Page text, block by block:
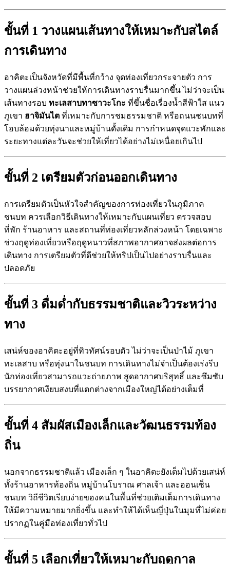
ขั้นที่ 1 วางแผนเส้นทางให้เหมาะกับสไตล์
การเดินทาง
อาคิตะเป็นจังหวัดที่มีพื้นที่กว้าง จุดท่องเที่ยวกระจายตัว การ
วางแผนล่วงหน้าช่วยให้การเดินทางราบรื่นมากขึ้น ไม่ว่าจะเป็น
เส้นทางรอบ ทะเลสาบทาซาวะโกะ ที่ขึ้นชื่อเรื่องน้ำสีฟ้าใส แนว
ภูเขา ฮาจิมันไต ที่เหมาะกับการชมธรรมชาติ หรือถนนชนบทที่
โอบล้อมด้วยทุ่งนาและหมู่บ้านดั้งเดิม การกำหนดจุดแวะพักและ
ระยะทางแต่ละวันจะช่วยให้เที่ยวได้อย่างไม่เหนื่อยเกินไป
ขั้นที่ 2 เตรียมตัวก่อนออกเดินทาง
การเตรียมตัวเป็นหัวใจสำคัญของการท่องเที่ยวในภูมิภาค
ชนบท ควรเลือกวิธีเดินทางให้เหมาะกับแผนเที่ยว ตรวจสอบ
ที่พัก ร้านอาหาร และสถานที่ท่องเที่ยวหลักล่วงหน้า โดยเฉพาะ
ช่วงฤดูท่องเที่ยวหรือฤดูหนาวที่สภาพอากาศอาจส่งผลต่อการ
เดินทาง การเตรียมตัวที่ดีช่วยให้ทริปเป็นไปอย่างราบรื่นและ
ปลอดภัย
ขั้นที่ 3 ดื่มด่ำกับธรรมชาติและวิวระหว่าง
ทาง
เสน่ห์ของอาคิตะอยู่ที่ทิวทัศน์รอบตัว ไม่ว่าจะเป็นป่าไม้ ภูเขา
ทะเลสาบ หรือทุ่งนาในชนบท การเดินทางไม่จำเป็นต้องเร่งรีบ
นักท่องเที่ยวสามารถแวะถ่ายภาพ สูดอากาศบริสุทธิ์ และซึมซับ
บรรยากาศเงียบสงบที่แตกต่างจากเมืองใหญ่ได้อย่างเต็มที่
ขั้นที่ 4 สัมผัสเมืองเล็กและวัฒนธรรมท้อง
ถิ่น
นอกจากธรรมชาติแล้ว เมืองเล็ก ๆ ในอาคิตะยังเต็มไปด้วยเสน่ห์
ทั้งร้านอาหารท้องถิ่น หมู่บ้านโบราณ ศาลเจ้า และออนเซ็น
ชนบท วิถีชีวิตเรียบง่ายของคนในพื้นที่ช่วยเติมเต็มการเดินทาง
ให้มีความหมายมากยิ่งขึ้น และทำให้ได้เห็นญี่ปุ่นในมุมที่ไม่ค่อย
ปรากฏในคู่มือท่องเที่ยวทั่วไป
ขั้นที่ 5 เลือกเที่ยวให้เหมาะกับฤดูกาล